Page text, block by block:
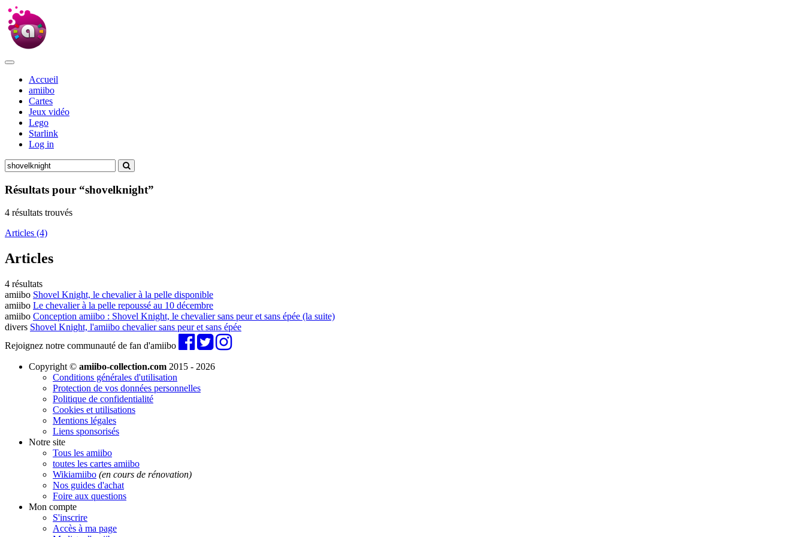
Accueil
amiibo
Cartes
Jeux vidéo
Lego
Starlink
Log in
Résultats pour “shovelknight”
4 résultats trouvés
Articles (4)
Articles
4 résultats
amiibo Shovel Knight, le chevalier à la pelle disponible
amiibo Le chevalier à la pelle repoussé au 10 décembre
amiibo Conception amiibo : Shovel Knight, le chevalier sans peur et sans épée (la suite)
divers Shovel Knight, l'amiibo chevalier sans peur et sans épée
Rejoignez notre communauté de fan d'amiibo
Copyright © amiibo-collection.com 2015 - 2026
Conditions générales d'utilisation
Protection de vos données personnelles
Politique de confidentialité
Cookies et utilisations
Mentions légales
Liens sponsorisés
Notre site
Tous les amiibo
toutes les cartes amiibo
Wikiamiibo (en cours de rénovation)
Nos guides d'achat
Foire aux questions
Mon compte
S'inscrire
Accès à ma page